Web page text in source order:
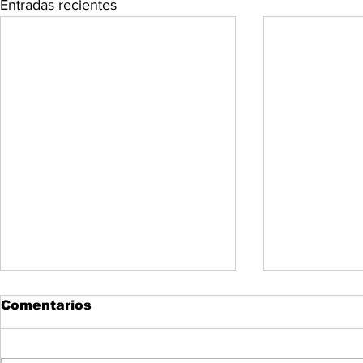
Entradas recientes
Comentarios